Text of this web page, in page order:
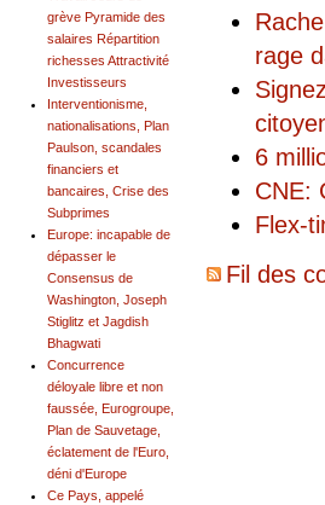
rage
6
CNE:
Flex-
Fil des
grève Pyramide des
salaires Répartition
richesses Attractivité
Investisseurs
Interventionisme,
nationalisations, Plan
Paulson, scandales
financiers et
bancaires, Crise des
Subprimes
Europe: incapable de
dépasser le
Consensus de
Washington, Joseph
Stiglitz et Jagdish
Bhagwati
Concurrence
déloyale libre et non
faussée, Eurogroupe,
Plan de Sauvetage,
éclatement de l'Euro,
déni d'Europe
Ce Pays, appelé